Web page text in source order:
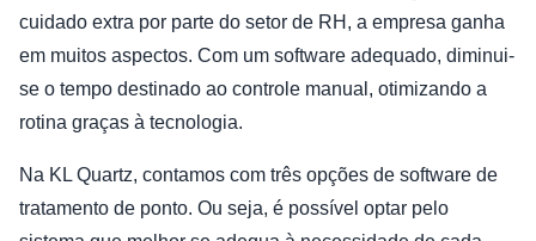
cuidado extra por parte do setor de RH, a empresa ganha
em muitos aspectos. Com um software adequado, diminui-
se o tempo destinado ao controle manual, otimizando a
rotina graças à tecnologia.
Na KL Quartz, contamos com três opções de software de
tratamento de ponto. Ou seja, é possível optar pelo